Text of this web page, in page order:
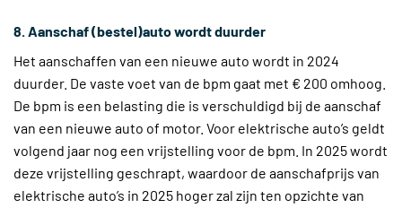
8. Aanschaf (bestel)auto wordt duurder
Het aanschaffen van een nieuwe auto wordt in 2024
duurder. De vaste voet van de bpm gaat met € 200 omhoog.
De bpm is een belasting die is verschuldigd bij de aanschaf
van een nieuwe auto of motor. Voor elektrische auto’s geldt
volgend jaar nog een vrijstelling voor de bpm. In 2025 wordt
deze vrijstelling geschrapt, waardoor de aanschafprijs van
elektrische auto’s in 2025 hoger zal zijn ten opzichte van